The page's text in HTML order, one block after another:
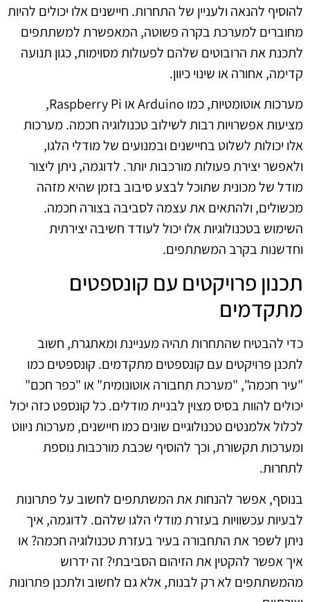
להוסיף להנאה ולעניין של התחרות. חיישנים אלו יכולים להיות
מחוברים למערכת בקרה פשוטה, המאפשרת למשתתפים
לתכנת את הרובוטים שלהם לפעולות מסוימות, כגון תנועה
קדימה, אחורה או שינוי כיוון.
מערכות אוטומטיות, כמו Arduino או Raspberry Pi,
מציעות אפשרויות רבות לשילוב טכנולוגיה חכמה. מערכות
אלו יכולות לשלוט בחיישנים ובמנועים של מודלי הלגו,
ולאפשר יצירת פעולות מורכבות יותר. לדוגמה, ניתן ליצור
מודל של מכונית שתוכל לבצע סיבוב בזמן שהיא מזהה
מכשולים, ולהתאים את עצמה לסביבה בצורה חכמה.
השימוש בטכנולוגיות אלו יכול לעודד חשיבה יצירתית
וחדשנות בקרב המשתתפים.
תכנון פרויקטים עם קונספטים
מתקדמים
כדי להבטיח שהתחרות תהיה מעניינת ומאתגרת, חשוב
לתכנן פרויקטים עם קונספטים מתקדמים. קונספטים כמו
"עיר חכמה", "מערכת תחבורה אוטונומית" או "כפר חכם"
יכולים להוות בסיס מצוין לבניית מודלים. כל קונספט כזה יכול
לכלול אלמנטים טכנולוגיים שונים כמו חיישנים, מערכות ניווט
ומערכות תקשורת, וכך להוסיף שכבת מורכבות נוספת
לתחרות.
בנוסף, אפשר להנחות את המשתתפים לחשוב על פתרונות
לבעיות עכשוויות בעזרת מודלי הלגו שלהם. לדוגמה, איך
ניתן לשפר את התחבורה בעיר בעזרת טכנולוגיה חכמה? או
איך אפשר להקטין את הזיהום הסביבתי? זה ידרוש
מהמשתתפים לא רק לבנות, אלא גם לחשוב ולתכנן פתרונות